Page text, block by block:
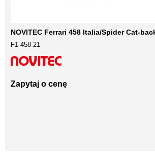
NOVITEC Ferrari 458 Italia/Spider Cat-
F1 458 21
Zapytaj o cenę